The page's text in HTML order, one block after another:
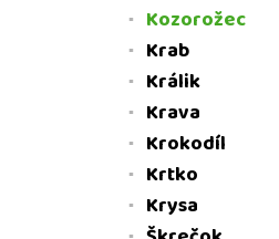
Kozorožec
Krab
Králik
Krava
Krokodíl
Krtko
Krysa